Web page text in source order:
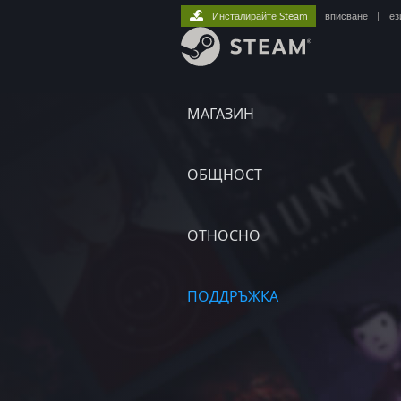
МАГАЗИН
ОБЩНОСТ
ОТНОСНО
ПОДДРЪЖКА
Инсталирайте Steam вписване